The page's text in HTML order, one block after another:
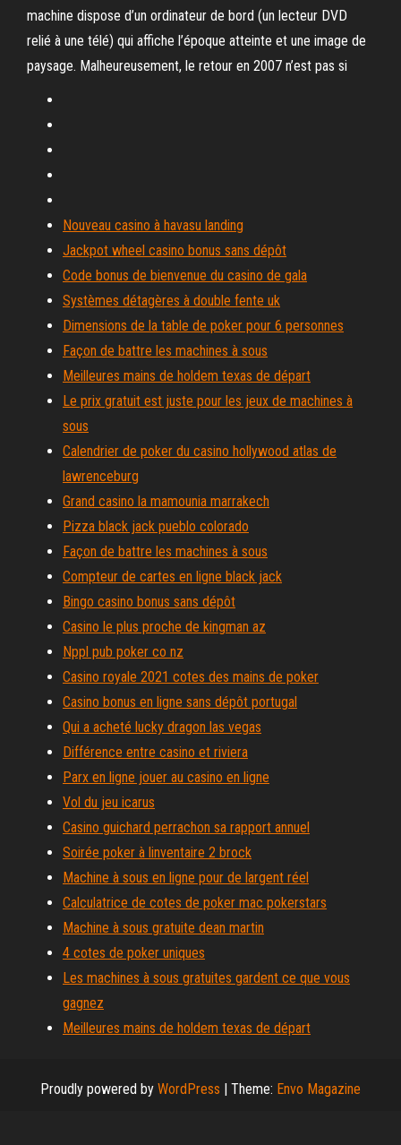
machine dispose d’un ordinateur de bord (un lecteur DVD
relié à une télé) qui affiche l’époque atteinte et une image de
paysage. Malheureusement, le retour en 2007 n’est pas si
Nouveau casino à havasu landing
Jackpot wheel casino bonus sans dépôt
Code bonus de bienvenue du casino de gala
Systèmes détagères à double fente uk
Dimensions de la table de poker pour 6 personnes
Façon de battre les machines à sous
Meilleures mains de holdem texas de départ
Le prix gratuit est juste pour les jeux de machines à
sous
Calendrier de poker du casino hollywood atlas de
lawrenceburg
Grand casino la mamounia marrakech
Pizza black jack pueblo colorado
Façon de battre les machines à sous
Compteur de cartes en ligne black jack
Bingo casino bonus sans dépôt
Casino le plus proche de kingman az
Nppl pub poker co nz
Casino royale 2021 cotes des mains de poker
Casino bonus en ligne sans dépôt portugal
Qui a acheté lucky dragon las vegas
Différence entre casino et riviera
Parx en ligne jouer au casino en ligne
Vol du jeu icarus
Casino guichard perrachon sa rapport annuel
Soirée poker à linventaire 2 brock
Machine à sous en ligne pour de largent réel
Calculatrice de cotes de poker mac pokerstars
Machine à sous gratuite dean martin
4 cotes de poker uniques
Les machines à sous gratuites gardent ce que vous
gagnez
Meilleures mains de holdem texas de départ
Proudly powered by WordPress | Theme: Envo Magazine